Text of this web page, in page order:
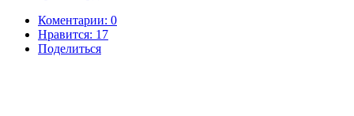
Коментарии: 0
Нравится: 17
Поделиться